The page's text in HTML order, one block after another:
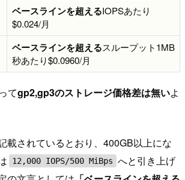
ベースラインを超えるIOPSあたり
$0.024/月
ベースラインを超えるスループット1MB
秒あたり$0.0960/月
てgp2,gp3のストレージ価格差は無いよ
載されているとおり、400GB以上にな
12,000 IOPS/500 MiBps へと引き上げ